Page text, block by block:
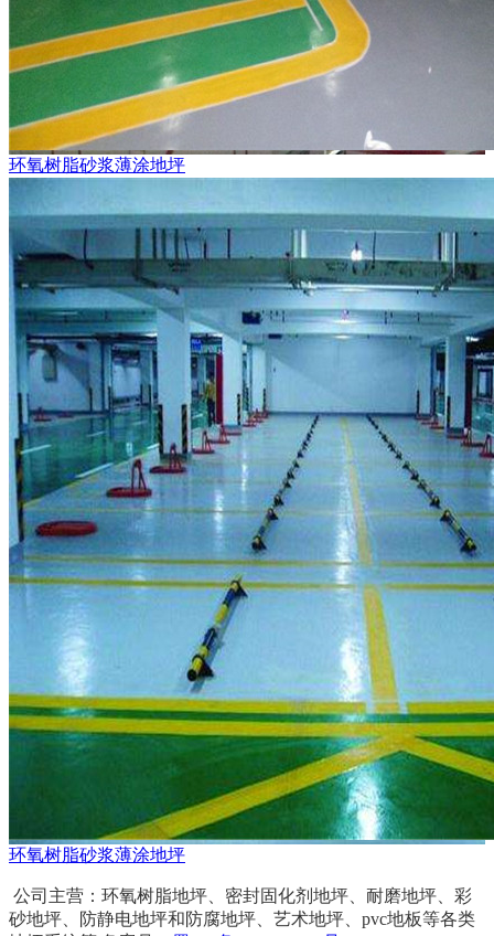
环氧树脂砂浆薄涂地坪
环氧树脂砂浆薄涂地坪
公司主营：环氧树脂地坪、密封固化剂地坪、耐磨地坪、彩
砂地坪、防静电地坪和防腐地坪、艺术地坪、pvc地板等各类